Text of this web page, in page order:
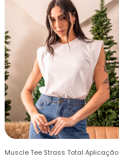
Muscle Tee Strass Total Aplicação